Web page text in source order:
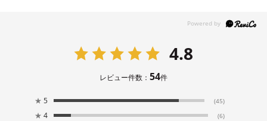
4.8
レビュー件数： 54件
★ 5 (45)
★ 4 (6)